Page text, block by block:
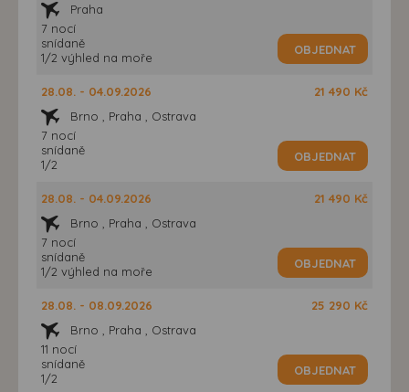
Praha
7 nocí
snídaně
1/2 výhled na moře
OBJEDNAT
28.08. - 04.09.2026
Brno , Praha , Ostrava
7 nocí
snídaně
1/2
21 490 Kč
OBJEDNAT
28.08. - 04.09.2026
Brno , Praha , Ostrava
7 nocí
snídaně
1/2 výhled na moře
21 490 Kč
OBJEDNAT
28.08. - 08.09.2026
Brno , Praha , Ostrava
11 nocí
snídaně
1/2
25 290 Kč
OBJEDNAT